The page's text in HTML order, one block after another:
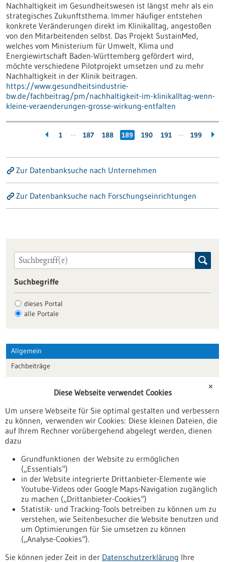
Nachhaltigkeit im Gesundheitswesen ist längst mehr als ein
strategisches Zukunftsthema. Immer häufiger entstehen
konkrete Veränderungen direkt im Klinikalltag, angestoßen
von den Mitarbeitenden selbst. Das Projekt SustainMed,
welches vom Ministerium für Umwelt, Klima und
Energiewirtschaft Baden-Württemberg gefördert wird,
möchte verschiedene Pilotprojekt umsetzen und zu mehr
Nachhaltigkeit in der Klinik beitragen.
https://www.gesundheitsindustrie-
bw.de/fachbeitrag/pm/nachhaltigkeit-im-klinikalltag-wenn-
kleine-veraenderungen-grosse-wirkung-entfalten
1 … 187 188 189 190 191 … 199
Zur Datenbanksuche nach Unternehmen
Zur Datenbanksuche nach Forschungseinrichtungen
Suchbegriffe
dieses Portal
alle Portale
Allgemein
Fachbeiträge
Veranstaltungen
Erscheinungsdatum
Nach oben
✕
Diese Webseite verwendet Cookies
Um unsere Webseite für Sie optimal gestalten und verbessern
zu können, verwenden wir Cookies: Diese kleinen Dateien, die
auf Ihrem Rechner vorübergehend abgelegt werden, dienen
dazu
Grundfunktionen der Website zu ermöglichen
(„Essentials“)
in der Website integrierte Drittanbieter-Elemente wie
Youtube-Videos oder Google Maps-Navigation zugänglich
zu machen („Drittanbieter-Cookies“)
Statistik- und Tracking-Tools betreiben zu können um zu
verstehen, wie Seitenbesucher die Website benutzen und
um Optimierungen für Sie umsetzen zu können
(„Analyse-Cookies“).
Sie können jeder Zeit in der Datenschutzerklärung Ihre